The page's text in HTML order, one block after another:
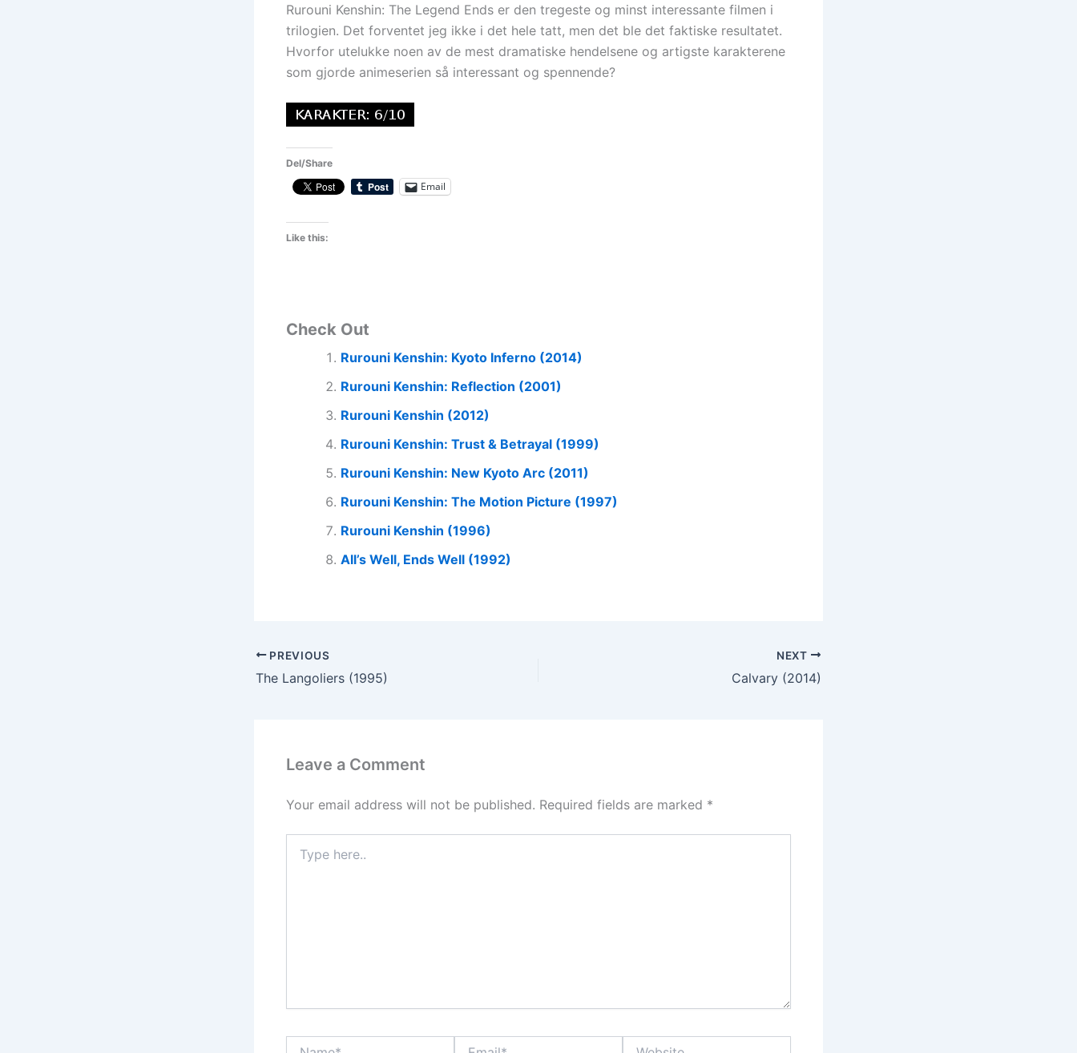
Rurouni Kenshin: The Legend Ends er den tregeste og minst interessante filmen i
trilogien. Det forventet jeg ikke i det hele tatt, men det ble det faktiske resultatet.
Hvorfor utelukke noen av de mest dramatiske hendelsene og artigste karakterene
som gjorde animeserien så interessant og spennende?
Del/Share
Email
Like this:
Check Out
Rurouni Kenshin: Kyoto Inferno (2014)
Rurouni Kenshin: Reflection (2001)
Rurouni Kenshin (2012)
Rurouni Kenshin: Trust & Betrayal (1999)
Rurouni Kenshin: New Kyoto Arc (2011)
Rurouni Kenshin: The Motion Picture (1997)
Rurouni Kenshin (1996)
All’s Well, Ends Well (1992)
PREVIOUS
The Langoliers (1995)
NEXT
Calvary (2014)
Leave a Comment
Your email address will not be published. Required fields are marked *
here..